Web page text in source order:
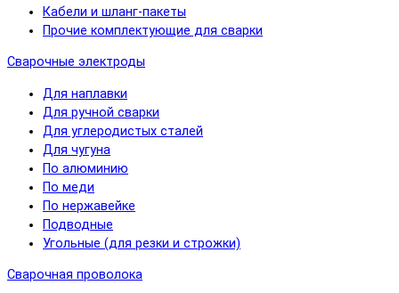
Кабели и шланг-пакеты
Прочие комплектующие для сварки
Сварочные электроды
Для наплавки
Для ручной сварки
Для углеродистых сталей
Для чугуна
По алюминию
По меди
По нержавейке
Подводные
Угольные (для резки и строжки)
Сварочная проволока